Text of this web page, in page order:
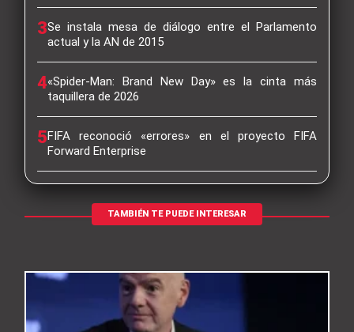
3Se instala mesa de diálogo entre el Parlamento
actual y la AN de 2015
4«Spider-Man: Brand New Day» es la cinta más
taquillera de 2026
5FIFA reconoció «errores» en el proyecto FIFA
Forward Enterprise
TAMBIÉN TE PUEDE INTERESAR